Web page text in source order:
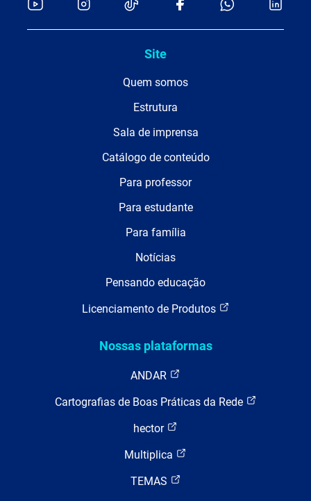
Site
Quem somos
Estrutura
Sala de imprensa
Catálogo de conteúdo
Para professor
Para estudante
Para família
Notícias
Pensando educação
Licenciamento de Produtos
Nossas plataformas
ANDAR
Cartografias de Boas Práticas da Rede
hector
Multiplica
TEMAS